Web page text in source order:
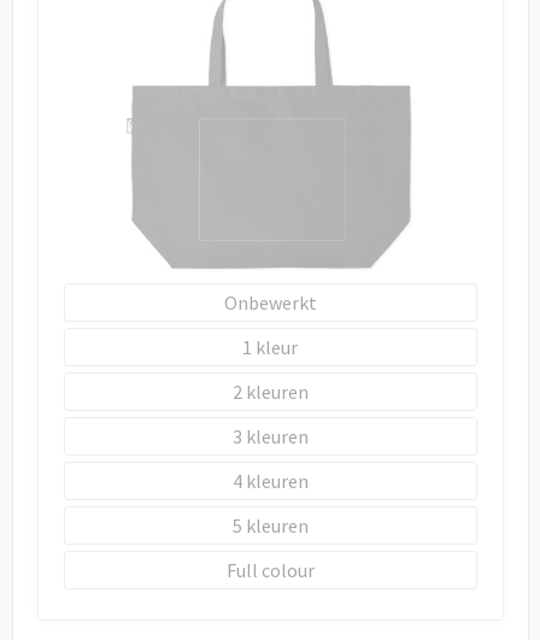
Onbewerkt
1
2
3
4
5
Full colour